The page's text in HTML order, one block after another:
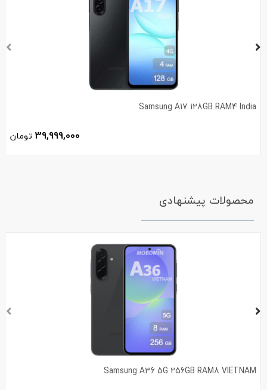
Samsung A17 128GB RAM4 India
39,999,000 تومان
محصولات پیشنهادی
Samsung A36 5G 256GB RAM8 VIETNAM